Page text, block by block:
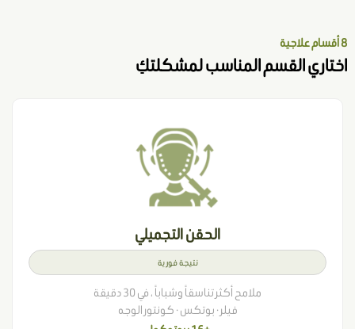
القسم المناسب لمشكلتكِ
الحقن التجميلي
نتيجة فورية
ملامح أكثر تناسقاً وشباباً ، في 30 دقيقة
فيلر · بوتكس · كونتور الوجه